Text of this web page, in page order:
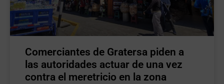
Comerciantes de Gratersa piden a
las autoridades actuar de una vez
contra el meretricio en la zona